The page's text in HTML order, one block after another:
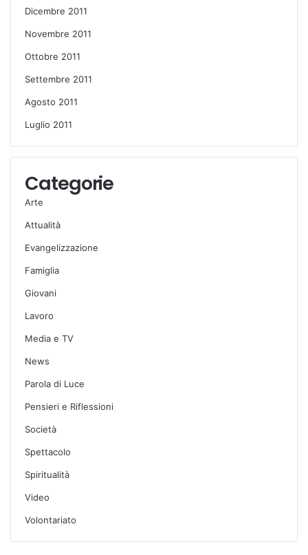
Dicembre 2011
Novembre 2011
Ottobre 2011
Settembre 2011
Agosto 2011
Luglio 2011
Categorie
Arte
Attualità
Evangelizzazione
Famiglia
Giovani
Lavoro
Media e TV
News
Parola di Luce
Pensieri e Riflessioni
Società
Spettacolo
Spiritualità
Video
Volontariato